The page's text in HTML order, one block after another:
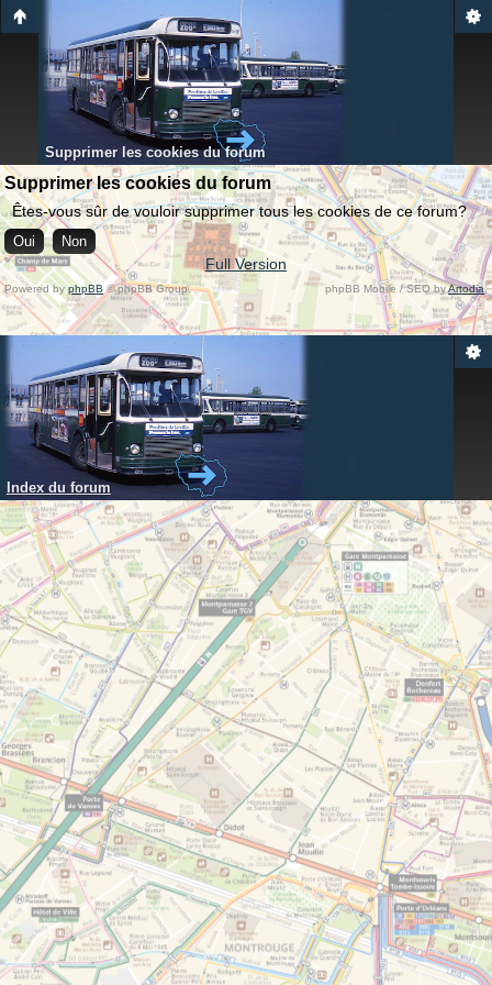
Supprimer les cookies du forum
Supprimer les cookies du forum
Êtes-vous sûr de vouloir supprimer tous les cookies de ce forum?
Full Version
Powered byphpBB © phpBB Group. phpBB Mobile / SEO byArtodia.
Index du forum